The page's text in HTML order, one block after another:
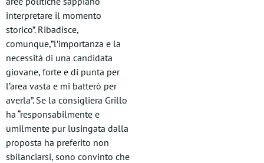
interpretare il momento
storico”. Ribadisce,
comunque,”l’importanza e la
necessità di una candidata
giovane, forte e di punta per
l’area vasta e mi batterò per
averla”. Se la consigliera Grillo
ha “responsabilmente e
umilmente pur lusingata dalla
proposta ha preferito non
sbilanciarsi, sono convinto che